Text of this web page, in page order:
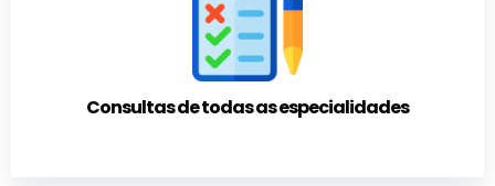
Consultas de todas as especialidades